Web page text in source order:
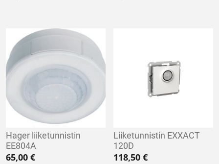
Hager liiketunnistin
EE804A
65,00 €
Liiketunnistin EXXACT
120D
118,50€